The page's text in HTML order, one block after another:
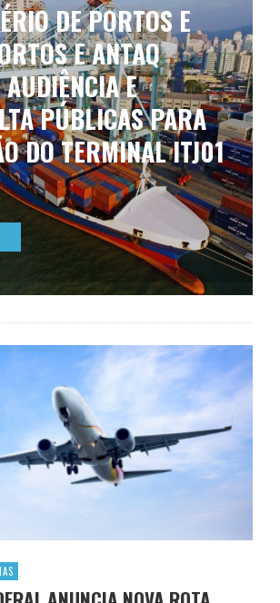
DE PORTOS E
E ANTAQ
E
PÚBLICAS PARA
DO TERMINAL ITJ01